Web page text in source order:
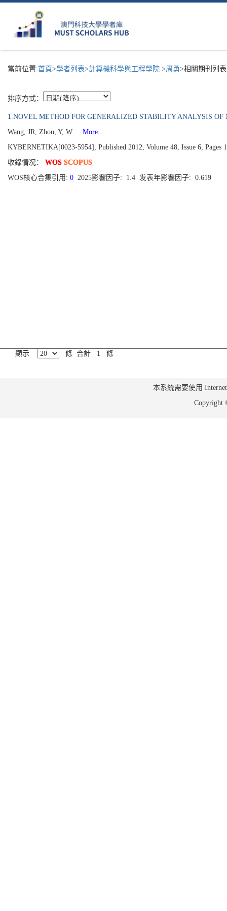
當前位置:首頁>學者列表>計算機科學與工程學院 >周勇>相關期刊列
排序方式：
1.NOVEL METHOD FOR GENERALIZED STABILITY ANALYSIS
Wang, JR, Zhou, Y, W
More...
KYBERNETIKA[0023-5954], Published 2012, Volume 48, Issue 6, Pages
收錄情况： WOS SCOPUS
WOS核心合集引用: 0 2025影響因子: 1.4 发表年影響因子: 0.619
顯示 條 合計 1 條
本系統需要使用
Copyright